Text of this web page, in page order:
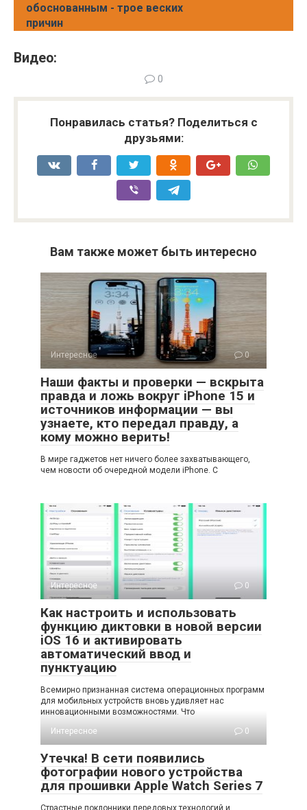
обоснованным - трое веских
причин
Видео:
0
Понравилась статья? Поделиться с
друзьями:
Вам также может быть интересно
Интересное 0
Наши факты и проверки — вскрыта
правда и ложь вокруг iPhone 15 и
источников информации — вы
узнаете, кто передал правду, а
кому можно верить!
В мире гаджетов нет ничего более захватывающего,
чем новости об очередной модели iPhone. С
Интересное 0
Как настроить и использовать
функцию диктовки в новой версии
iOS 16 и активировать
автоматический ввод и
пунктуацию
Всемирно признанная система операционных программ
для мобильных устройств вновь удивляет нас
инновационными возможностями. Что
Интересное
0
Утечка! В сети появились
фотографии нового устройства
для прошивки Apple Watch Series 7
Страстные поклонники передовых технологий и